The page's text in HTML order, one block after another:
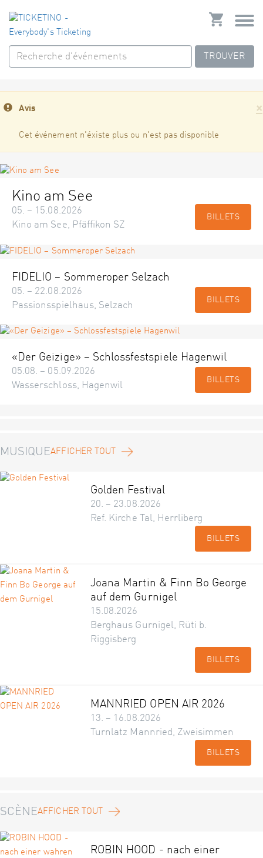
TROUVER
×
Avis
Cet événement n'éxiste plus ou n'est pas disponible
Kino am See
05. – 15.08.2026
Kino am See, Pfäffikon SZ
BILLETS
FIDELIO – Sommeroper Selzach
05. – 22.08.2026
Passionsspielhaus, Selzach
BILLETS
«Der Geizige» – Schlossfestspiele Hagenwil
05.08. – 05.09.2026
Wasserschloss, Hagenwil
BILLETS
MUSIQUEAFFICHER TOUT
Golden Festival
20. – 23.08.2026
Ref. Kirche Tal, Herrliberg
BILLETS
Joana Martin & Finn Bo George
auf dem Gurnigel
15.08.2026
Berghaus Gurnigel, Rüti b.
Riggisberg
BILLETS
MANNRIED OPEN AIR 2026
13. – 16.08.2026
Turnlatz Mannried, Zweisimmen
BILLETS
SCÈNEAFFICHER TOUT
ROBIN HOOD - nach einer